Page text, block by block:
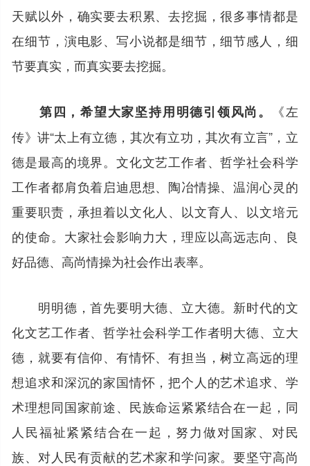
天赋以外，确实要去积累、去挖掘，很多事情都是
在细节，演电影、写小说都是细节，细节感人，细
节要真实，而真实要去挖掘。
第四，希望大家坚持用明德引领风尚。
《左
传》讲“太上有立德，其次有立功，其次有立言”，立
德是最高的境界。文化文艺工作者、哲学社会科学
工作者都肩负着启迪思想、陶冶情操、温润心灵的
重要职责，承担着以文化人、以文育人、以文培元
的使命。大家社会影响力大，理应以高远志向、良
好品德、高尚情操为社会作出表率。
明明德，首先要明大德、立大德。新时代的文
化文艺工作者、哲学社会科学工作者明大德、立大
德，就要有信仰、有情怀、有担当，树立高远的理
想追求和深沉的家国情怀，把个人的艺术追求、学
术理想同国家前途、民族命运紧紧结合在一起，同
人民福祉紧紧结合在一起，努力做对国家、对民
族、对人民有贡献的艺术家和学问家。要坚守高尚